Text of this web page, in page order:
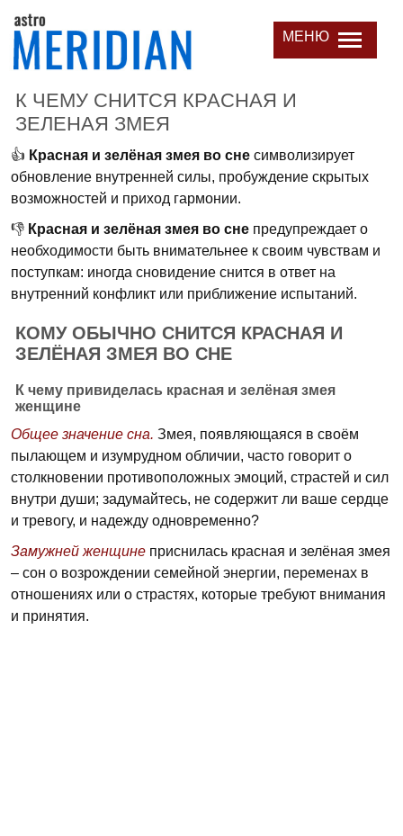
МЕНЮ
К ЧЕМУ СНИТСЯ КРАСНАЯ И
ЗЕЛЕНАЯ ЗМЕЯ
👍 Красная и зелёная змея во сне символизирует
обновление внутренней силы, пробуждение скрытых
возможностей и приход гармонии.
👎 Красная и зелёная змея во сне предупреждает о
необходимости быть внимательнее к своим чувствам и
поступкам: иногда сновидение снится в ответ на
внутренний конфликт или приближение испытаний.
КОМУ ОБЫЧНО СНИТСЯ КРАСНАЯ И
ЗЕЛЁНАЯ ЗМЕЯ ВО СНЕ
К чему привиделась красная и зелёная змея
женщине
Общее значение сна. Змея, появляющаяся в своём
пылающем и изумрудном обличии, часто говорит о
столкновении противоположных эмоций, страстей и сил
внутри души; задумайтесь, не содержит ли ваше сердце
и тревогу, и надежду одновременно?
Замужней женщине приснилась красная и зелёная змея
– сон о возрождении семейной энергии, переменах в
отношениях или о страстях, которые требуют внимания
и принятия.